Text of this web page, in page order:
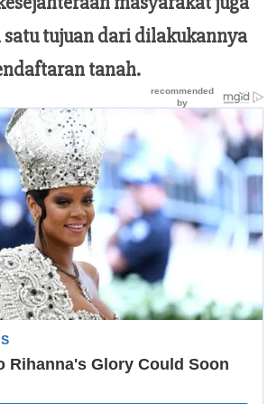
tujuan dari dilakukannya
tanah.